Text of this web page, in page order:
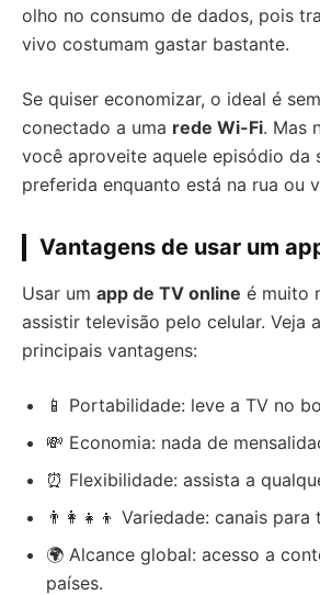
olho no consumo de dados, pois
vivo costumam gastar bastante.
Se quiser economizar, o ideal é
conectado a uma rede Wi-Fi. Mas
você aproveite aquele episódio da
preferida enquanto está na rua ou
Vantagens de usar um
Usar um app de TV online é muito
assistir televisão pelo celular. Veja
principais vantagens:
📱 Portabilidade: leve a TV no
💸 Economia: nada de
⏰ Flexibilidade: assista a
👨‍👩‍👧‍👦 Variedade: canais
🌍 Alcance global: acesso a
países.